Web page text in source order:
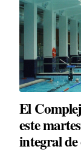
El
este
integral de